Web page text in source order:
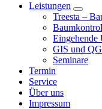
Leistungen
Treesta –
Eingehende
GIS und
Seminare
Termin
Service
Über uns
Impressum